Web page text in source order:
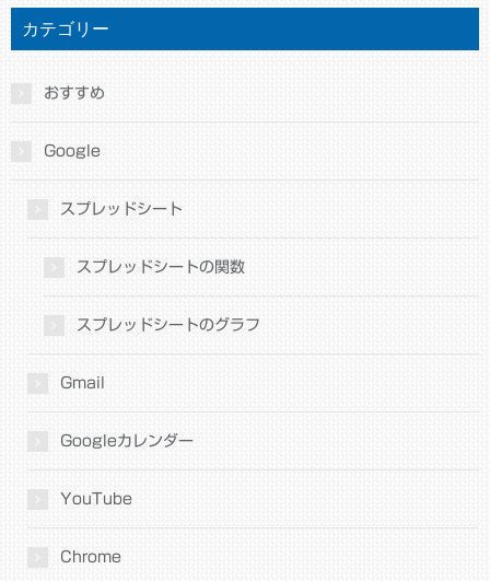
カテゴリー
おすすめ
Google
スプレッドシート
スプレッドシートの関数
スプレッドシートのグラフ
Gmail
Googleカレンダー
YouTube
Chrome